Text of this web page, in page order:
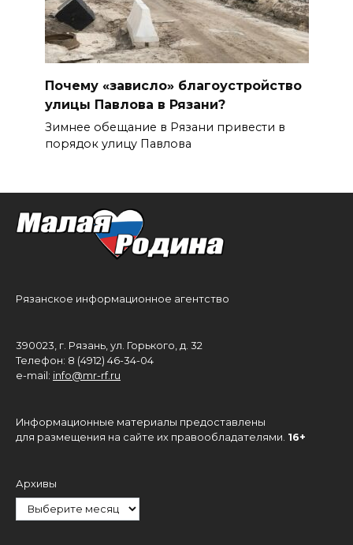
Почему «зависло» благоустройство
улицы Павлова в Рязани?
Зимнее обещание в Рязани привести в
порядок улицу Павлова
Рязанское информационное агентство
390023, г. Рязань, ул. Горького, д. 32
Телефон: 8 (4912) 46-34-04
e-mail: info@mr-rf.ru
Информационные материалы предоставлены
для размещения на сайте их правообладателями. 16+
Архивы